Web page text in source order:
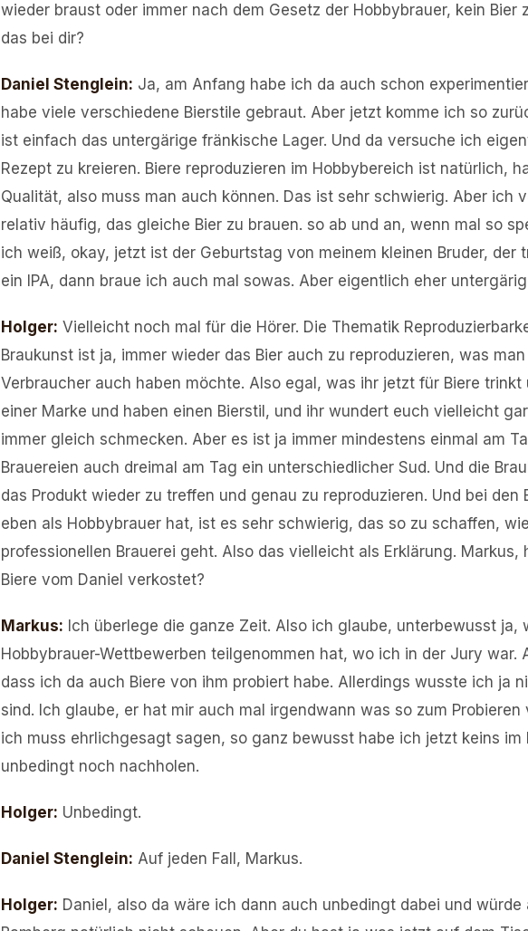
wieder braust oder immer nach dem Gesetz der Hobbybrauer, kein Bier
das bei dir?
Daniel Stenglein: Ja, am Anfang habe ich da auch schon
habe viele verschiedene Bierstile gebraut. Aber jetzt komme ich so
ist einfach das untergärige fränkische Lager. Und da versuche ich
Rezept zu kreieren. Biere reproduzieren im Hobbybereich ist natürlich,
Qualität, also muss man auch können. Das ist sehr schwierig. Aber ich
relativ häufig, das gleiche Bier zu brauen. so ab und an, wenn mal so
ich weiß, okay, jetzt ist der Geburtstag von meinem kleinen Bruder, der
ein IPA, dann braue ich auch mal sowas. Aber eigentlich eher
Holger: Vielleicht noch mal für die Hörer. Die Thematik
Braukunst ist ja, immer wieder das Bier auch zu reproduzieren, was
Verbraucher auch haben möchte. Also egal, was ihr jetzt für Biere trinkt
einer Marke und haben einen Bierstil, und ihr wundert euch vielleicht
immer gleich schmecken. Aber es ist ja immer mindestens einmal am
Brauereien auch dreimal am Tag ein unterschiedlicher Sud. Und die
das Produkt wieder zu treffen und genau zu reproduzieren. Und bei den
eben als Hobbybrauer hat, ist es sehr schwierig, das so zu schaffen,
professionellen Brauerei geht. Also das vielleicht als Erklärung. Markus,
Biere vom Daniel verkostet?
Markus: Ich überlege die ganze Zeit. Also ich glaube, unterbewusst ja,
Hobbybrauer-Wettbewerben teilgenommen hat, wo ich in der Jury war.
dass ich da auch Biere von ihm probiert habe. Allerdings wusste ich ja
sind. Ich glaube, er hat mir auch mal irgendwann was so zum
ich muss ehrlichgesagt sagen, so ganz bewusst habe ich jetzt keins im
unbedingt noch nachholen.
Holger: Unbedingt.
Daniel Stenglein: Auf jeden Fall, Markus.
Holger: Daniel, also da wäre ich dann auch unbedingt dabei und